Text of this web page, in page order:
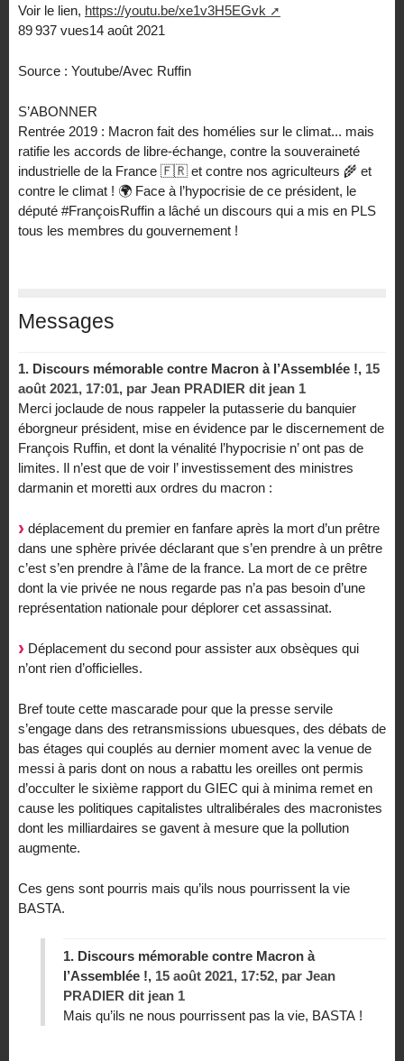
Voir le lien, https://youtu.be/xe1v3H5EGvk
89 937 vues14 août 2021
Source : Youtube/Avec Ruffin
S’ABONNER
Rentrée 2019 : Macron fait des homélies sur le climat... mais
ratifie les accords de libre-échange, contre la souveraineté
industrielle de la France 🇫🇷 et contre nos agriculteurs 🌾 et
contre le climat ! 🌍 Face à l’hypocrisie de ce président, le
député #FrançoisRuffin a lâché un discours qui a mis en PLS
tous les membres du gouvernement !
Messages
1. Discours mémorable contre Macron à l’Assemblée !, 15
août 2021, 17:01, par Jean PRADIER dit jean 1
Merci joclaude de nous rappeler la putasserie du banquier
éborgneur président, mise en évidence par le discernement de
François Ruffin, et dont la vénalité l’hypocrisie n’ ont pas de
limites. Il n’est que de voir l’ investissement des ministres
darmanin et moretti aux ordres du macron :
déplacement du premier en fanfare après la mort d’un prêtre
dans une sphère privée déclarant que s’en prendre à un prêtre
c’est s’en prendre à l’âme de la france. La mort de ce prêtre
dont la vie privée ne nous regarde pas n’a pas besoin d’une
représentation nationale pour déplorer cet assassinat.
Déplacement du second pour assister aux obsèques qui
n’ont rien d’officielles.
Bref toute cette mascarade pour que la presse servile
s’engage dans des retransmissions ubuesques, des débats de
bas étages qui couplés au dernier moment avec la venue de
messi à paris dont on nous a rabattu les oreilles ont permis
d’occulter le sixième rapport du GIEC qui à minima remet en
cause les politiques capitalistes ultralibérales des macronistes
dont les milliardaires se gavent à mesure que la pollution
augmente.
Ces gens sont pourris mais qu’ils nous pourrissent la vie
BASTA.
1. Discours mémorable contre Macron à
l’Assemblée !, 15 août 2021, 17:52, par Jean
PRADIER dit jean 1
Mais qu’ils ne nous pourrissent pas la vie, BASTA !